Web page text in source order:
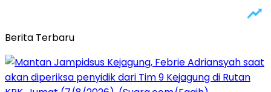
Berita Terbaru